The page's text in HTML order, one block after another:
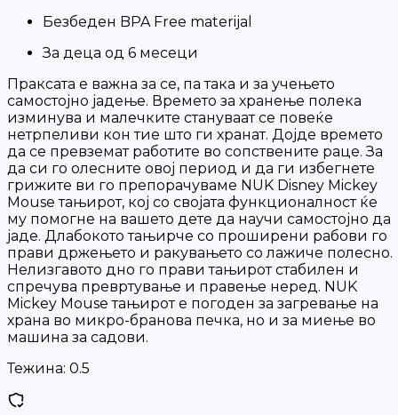
Безбеден BPA Free materijal
За деца од 6 месеци
Праксата е важна за се, па така и за учењето
самостојно јадење. Времето за хранење полека
изминува и малечките стануваат се повеќе
нетрпеливи кон тие што ги хранат. Дојде времето
да се превземат работите во сопствените раце. За
да си го олесните овој период и да ги избегнете
грижите ви го препорачуваме NUK Disney Mickey
Mouse тањирот, кој со својата функционалност ќе
му помогне на вашето дете да научи самостојно да
јаде. Длабокото тањирче со проширени рабови го
прави држењето и ракувањето со лажиче полесно.
Нелизгавото дно го прави тањирот стабилен и
спречува превртување и правење неред. NUK
Mickey Mouse тањирот е погоден за загревање на
храна во микро-бранова печка, но и за миење во
машина за садови.
Тежина: 0.5